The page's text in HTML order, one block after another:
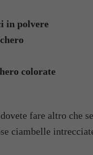
in polvere
colorate
fare altro che
ciambelle